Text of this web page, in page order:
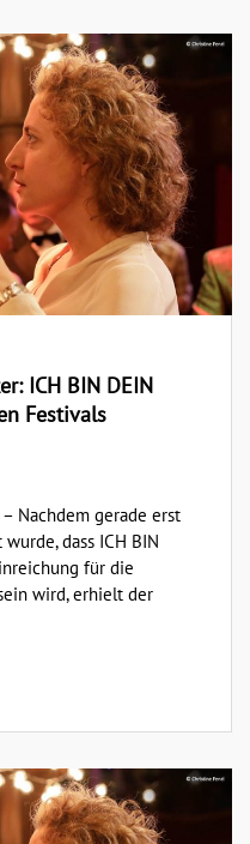
ICH BIN DEIN
Festivals
Nachdem gerade erst
dass ICH BIN
für die
wird, erhielt der